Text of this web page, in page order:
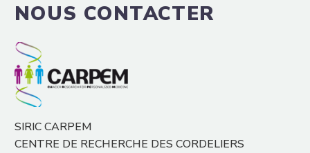
NOUS CONTACTER
SIRIC CARPEM
CENTRE DE RECHERCHE DES CORDELIERS